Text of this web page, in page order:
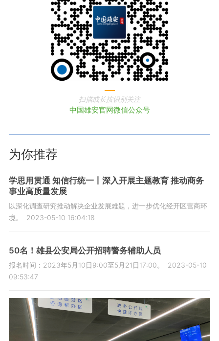
扫描或长按识别关注
中国雄安官网微信公众号
为你推荐
学思用贯通 知信行统一丨深入开展主题教育 推动商务
事业高质量发展
以深化调查研究推动解决企业发展难题，进一步优化经开区营商环
境。
2023-05-10 16:04:18
50名！​雄县公安局公开招聘警务辅助人员
报名时间：2023年5月10日9:00至5月21日17:00。
2023-05-10
09:53:47